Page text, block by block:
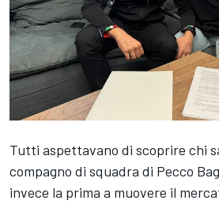
Tutti aspettavano di scoprire chi
compagno di squadra di Pecco
invece la prima a muovere il